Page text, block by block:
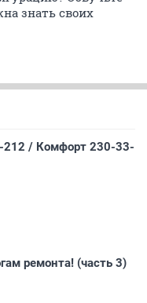
знать своих
212 / Комфорт 230-33-
ремонта! (часть 3)